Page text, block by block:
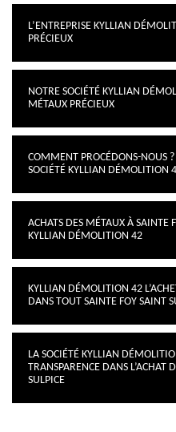
L’ENTREPRISE KYLLIAN
PRÉCIEUX
NOTRE SOCIÉTÉ KYLLIAN
MÉTAUX PRÉCIEUX
COMMENT PROCÉDONS-NOUS
SOCIÉTÉ KYLLIAN DÉMOLITION
ACHATS DES MÉTAUX À SAINTE
KYLLIAN DÉMOLITION 42
KYLLIAN DÉMOLITION 42
DANS TOUT SAINTE FOY SAINT
LA SOCIÉTÉ KYLLIAN
TRANSPARENCE DANS L’ACHAT
SULPICE